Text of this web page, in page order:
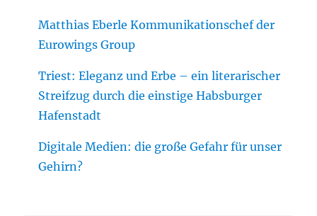
Matthias Eberle Kommunikationschef der
Eurowings Group
Triest: Eleganz und Erbe – ein literarischer
Streifzug durch die einstige Habsburger
Hafenstadt
Digitale Medien: die große Gefahr für unser
Gehirn?